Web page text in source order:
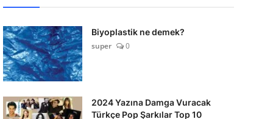
Biyoplastik ne demek?
super
0
2024 Yazına Damga Vuracak
Türkçe Pop Şarkılar Top 10